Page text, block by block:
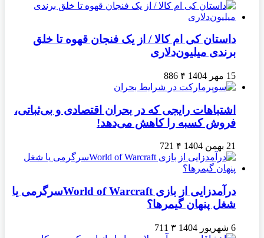
داستان کی ام کالا / از یک فنجان قهوه تا خلق
برندی میلیون‌دلاری
15 مهر 1404 ۴ 886
اشتباهات رایجی که در بحران اقتصادی و بی‌ثباتی،
فروش کسبه را کاهش می‌دهد!
21 بهمن 1404 ۴ 721
درآمدزایی از بازی World of Warcraftسرگرمی یا
شغل پنهان گیمرها؟
6 شهریور 1404 ۳ 711